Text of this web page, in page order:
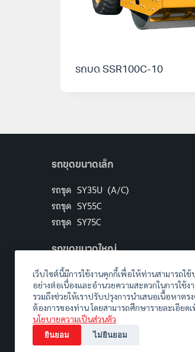
เว็บไซต์นี้มีการใช้งานคุกกี้เพื่อให้ท่านสามารถใช้
อย่างต่อเนื่องและอำนวยความสะดวกในการใช้ง
รวมถึงช่วยให้เราปรับปรุงการนำเสนอเนื้อหาตร
ต้องการของท่าน โดยสามารถศึกษารายละเอียดเ
นโยบายความเป็นส่วนตัว
ยินยอม ไม่ยินยอม
รถบด SSR100C-10
รถขุดขนาดเล็ก
รถขุด SY35U (A/C)
รถขุด SY55C
รถขุด SY75C
รถขุดขนาดใหญ่
รถขุด SY375H
รถขุด SY500H
รถขุด SY750H